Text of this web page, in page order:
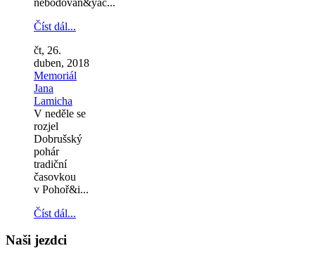
Číst dál...
čt, 26.
duben, 2018
Memoriál
Jana
Lamicha
V neděle se
rozjel
Dobrušský
pohár
tradiční
časovkou
v Pohoř&i...
Číst dál...
Naši jezdci